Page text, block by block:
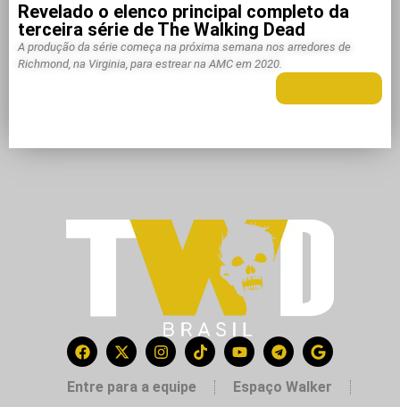
Revelado o elenco principal completo da
terceira série de The Walking Dead
A produção da série começa na próxima semana nos arredores de
Richmond, na Virginia, para estrear na AMC em 2020.
Entre para a equipe Espaço Walker